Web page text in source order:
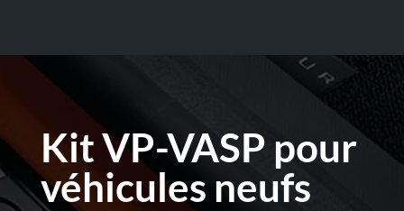
Kit VP-VASP pour
véhicules neufs